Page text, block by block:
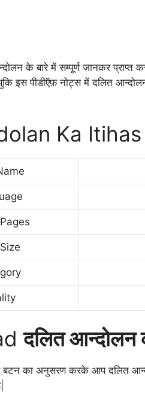
के बारे में सम्पूर्ण जानकर प्राप्त
इस पीडीऍफ़ नोट्स में दलित
Ka
दलित आन्दोलन
बटन का अनुसरण करके आप दलित